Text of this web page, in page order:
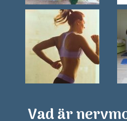
Vad är